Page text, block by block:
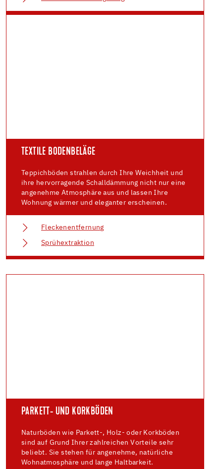
TEXTILE BODENBELÄGE
Teppichböden strahlen durch Ihre Weichheit und
ihre hervorragende Schalldämmung nicht nur eine
angenehme Atmosphäre aus und lassen Ihre
Wohnung wärmer und eleganter erscheinen.
Fleckenentfernung
Sprühextraktion
PARKETT- UND KORKBÖDEN
Naturböden wie Parkett-, Holz- oder Korkböden
sind auf Grund Ihrer zahlreichen Vorteile sehr
beliebt. Sie stehen für angenehme, natürliche
Wohnatmosphäre und lange Haltbarkeit.